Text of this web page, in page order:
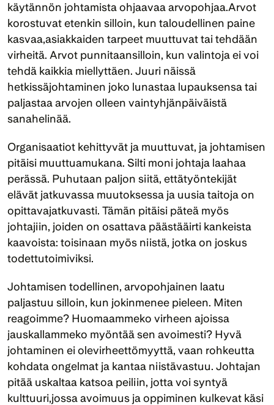
käytännön johtamista ohjaavaa arvopohjaa.Arvot
korostuvat etenkin silloin, kun taloudellinen paine
kasvaa,asiakkaiden tarpeet muuttuvat tai tehdään
virheitä. Arvot punnitaansilloin, kun valintoja ei voi
tehdä kaikkia miellyttäen. Juuri näissä
hetkissäjohtaminen joko lunastaa lupauksensa tai
paljastaa arvojen olleen vaintyhjänpäiväistä
sanahelinää.
Organisaatiot kehittyvät ja muuttuvat, ja johtamisen
pitäisi muuttuamukana. Silti moni johtaja laahaa
perässä. Puhutaan paljon siitä, ettätyöntekijät
elävät jatkuvassa muutoksessa ja uusia taitoja on
opittavajatkuvasti. Tämän pitäisi päteä myös
johtajiin, joiden on osattava päästääirti kankeista
kaavoista: toisinaan myös niistä, jotka on joskus
todettutoimiviksi.
Johtamisen todellinen, arvopohjainen laatu
paljastuu silloin, kun jokinmenee pieleen. Miten
reagoimme? Huomaammeko virheen ajoissa
jauskallammeko myöntää sen avoimesti? Hyvä
johtaminen ei olevirheettömyyttä, vaan rohkeutta
kohdata ongelmat ja kantaa niistävastuu. Johtajan
pitää uskaltaa katsoa peiliin, jotta voi syntyä
kulttuuri,jossa avoimuus ja oppiminen kulkevat käsi